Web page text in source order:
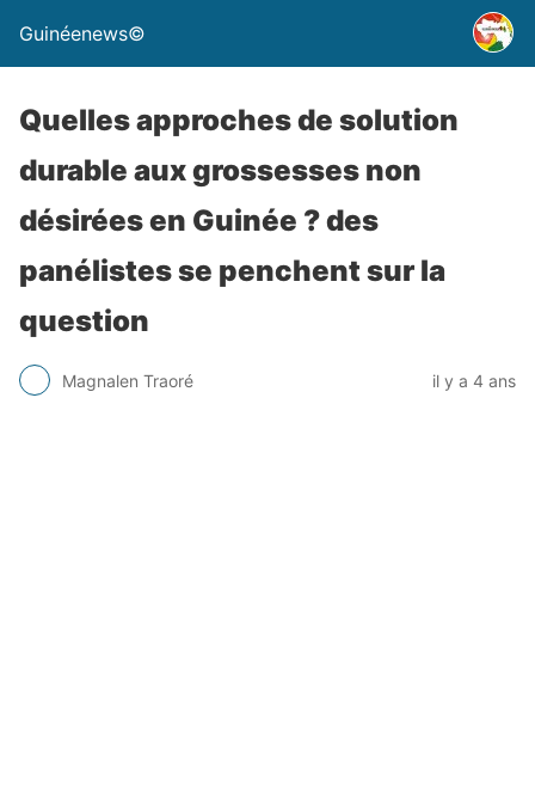
Guinéenews©
Quelles approches de solution
durable aux grossesses non
désirées en Guinée ? des
panélistes se penchent sur la
question
Magnalen Traoré il y a 4 ans